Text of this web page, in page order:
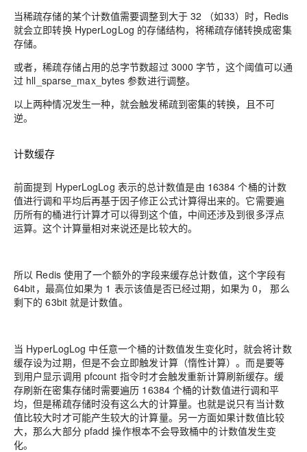
当稀疏存储的某个计数值需要调整到大于 32 （如33）时，Redis
就会立即转换 HyperLogLog 的存储结构， 将稀疏存储转换成密集
存储。
或者，稀疏存储占用的总字节数超过 3000 字节，这个阈值可以通
过 hll_sparse_max_bytes 参数进行调整。
以上两种情况发生一种，就会触发稀疏到密集的转换，
且不可
逆。
计数缓存
前面提到 HyperLogLog 表示的总计数值是由 16384 个桶的计数
值进行调和平均后再基于因子修正公式计算得出来的。它需要遍
历所有的桶进行计算才可以得到这个值，中间还涉及到很多浮点
运算。这个计算量相对来说还是比较大的。
所以 Redis 使用了一个额外的字段来缓存总计数值，这个字段有
64bit，最高位如果为 1 表示该值是否已经过期，如果为 0， 那么
剩下的 63bit 就是计数值。
当 HyperLogLog 中任意一个桶的计数值发生变化时，就会将计数
缓存设为过期，但是不会立即触发计算（惰性计算）。而是要等
到用户显示调用 pfcount 指令时才会触发重新计算刷新缓存。缓
存刷新在密集存储时需要遍历 16384 个桶的计数值进行调和平
均，但是稀疏存储时没有这么大的计算量。也就是说只有当计数
值比较大时才可能产生较大的计算量。另一方面如果计数值比较
大，那么大部分 pfadd 操作根本不会导致桶中的计数值发生变
化。